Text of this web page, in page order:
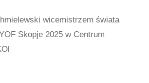
wicemistrzem świata
Skopje 2025 w Centrum